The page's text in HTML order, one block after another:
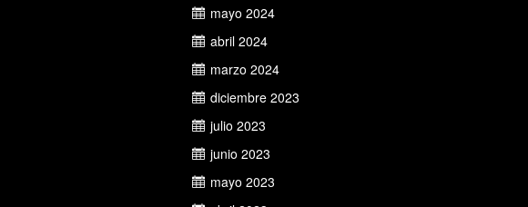
mayo 2024
abril 2024
marzo 2024
diciembre 2023
julio 2023
junio 2023
mayo 2023